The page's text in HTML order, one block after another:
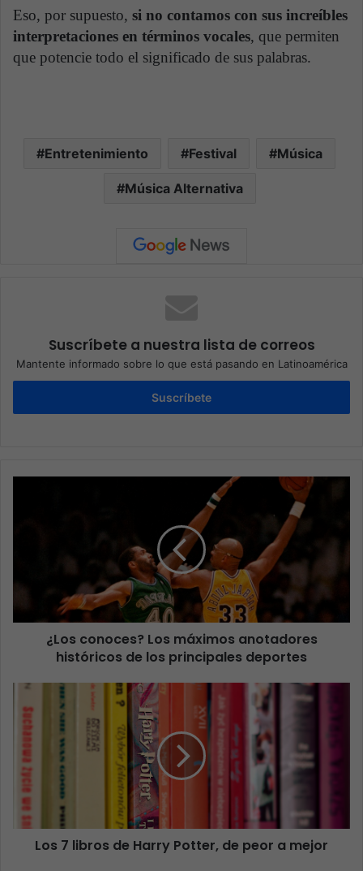
Eso, por supuesto, si no contamos con sus increíbles
interpretaciones en términos vocales, que permiten
que potencie todo el significado de sus palabras.
Entretenimiento Festival Música
Música Alternativa
Suscríbete a nuestra lista de correos
Mantente informado sobre lo que está pasando en Latinoamérica
Suscríbete
¿Los conoces? Los máximos anotadores
históricos de los principales deportes
Los 7 libros de Harry Potter, de peor a mejor